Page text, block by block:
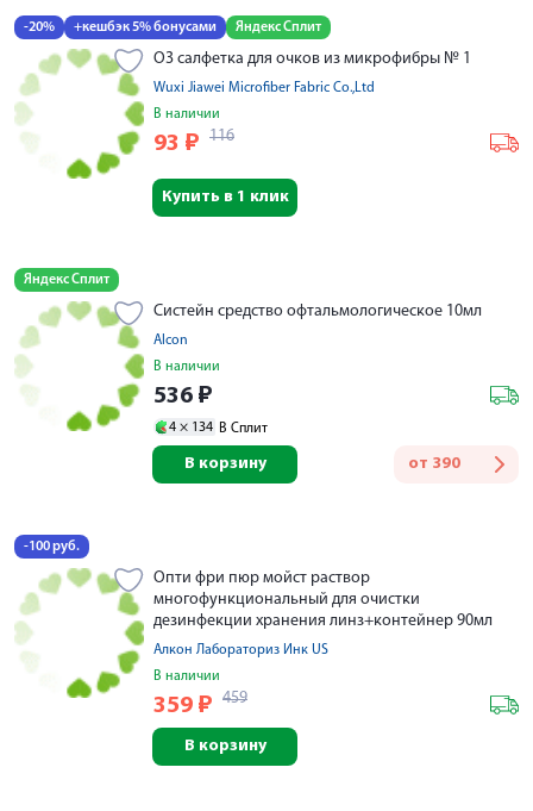
-20% +кешбэк 5% бонусами Яндекс Сплит
О3 салфетка для очков из микрофибры № 1
Wuxi Jiawei Microfiber Fabric Co.,Ltd
В наличии
93 ₽ 116
Купить в 1 клик
Яндекс Сплит
Систейн средство офтальмологическое 10мл
Alcon
В наличии
536 ₽
4 × 134 В Сплит
от 390
В корзину
-100 руб.
Опти фри пюр мойст раствор
многофункциональный для очистки
дезинфекции хранения линз+контейнер 90мл
Алкон Лабораториз Инк US
В наличии
359 ₽ 459
В корзину